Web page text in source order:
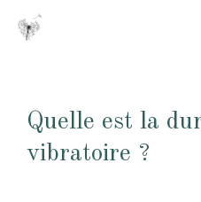
Quelle est la
vibratoire ?